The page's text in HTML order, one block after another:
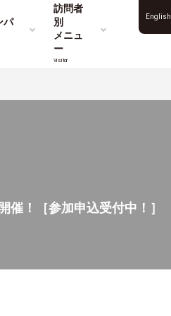
パ
訪問者
別
メニュ
ー
Visitor
English
催！［参加申込受付中！］